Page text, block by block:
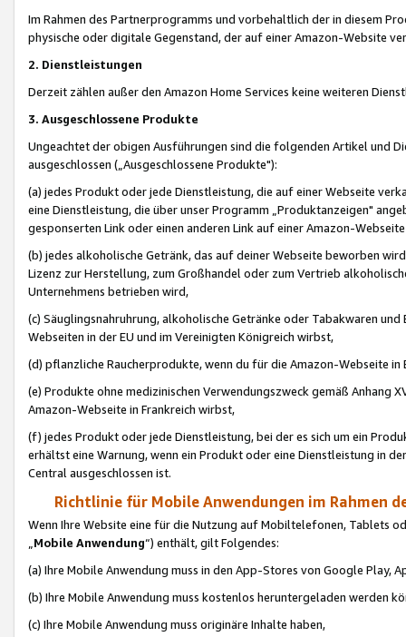
Im Rahmen des Partnerprogramms und vorbehaltlich der in diesem
physische oder digitale Gegenstand, der auf einer Amazon-Website
2. Dienstleistungen
Derzeit zählen außer den Amazon Home Services keine weiteren
3. Ausgeschlossene Produkte
Ungeachtet der obigen Ausführungen sind die folgenden Artikel und
ausgeschlossen („Ausgeschlossene Produkte"):
(a) jedes Produkt oder jede Dienstleistung, die auf einer Webseite
eine Dienstleistung, die über unser Programm „Produktanzeigen"
gesponserten Link oder einen anderen Link auf einer Amazon-
(b) jedes alkoholische Getränk, das auf deiner Webseite beworben
Lizenz zur Herstellung, zum Großhandel oder zum Vertrieb
Unternehmens betrieben wird,
(c) Säuglingsnahruhrung, alkoholische Getränke oder Tabakwaren
Webseiten in der EU und im Vereinigten Königreich wirbst,
(d) pflanzliche Raucherprodukte, wenn du für die Amazon-Webseite in
(e) Produkte ohne medizinischen Verwendungszweck gemäß Anhang
Amazon-Webseite in Frankreich wirbst,
(f) jedes Produkt oder jede Dienstleistung, bei der es sich um ein
erhältst eine Warnung, wenn ein Produkt oder eine Dienstleistung in
Central ausgeschlossen ist.
Richtlinie für Mobile Anwendungen im Rahmen
Wenn Ihre Website eine für die Nutzung auf Mobiltelefonen, Tablets
„Mobile Anwendung“) enthält, gilt Folgendes:
(a) Ihre Mobile Anwendung muss in den App-Stores von Google Play,
(b) Ihre Mobile Anwendung muss kostenlos heruntergeladen werden
(c) Ihre Mobile Anwendung muss originäre Inhalte haben,